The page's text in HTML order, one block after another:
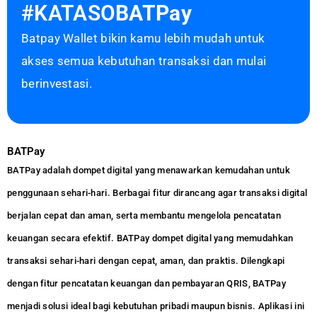
#KATASOBATPay
Batpay Wallet bikin kamu lebih mudah untuk
akses semua kebutuhan transaksi dan mulai
berinvestasi.
BATPay
BATPay adalah dompet digital yang menawarkan kemudahan untuk
penggunaan sehari-hari. Berbagai fitur dirancang agar transaksi digital
berjalan cepat dan aman, serta membantu mengelola pencatatan
keuangan secara efektif. BATPay dompet digital yang memudahkan
transaksi sehari-hari dengan cepat, aman, dan praktis. Dilengkapi
dengan fitur pencatatan keuangan dan pembayaran QRIS, BATPay
menjadi solusi ideal bagi kebutuhan pribadi maupun bisnis. Aplikasi ini